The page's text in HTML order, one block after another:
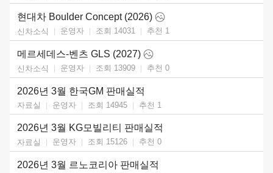
현대차 Boulder Concept (2026)
신차소식 운영자 조회 14031 추천 1
메르세데스-벤츠 GLS (2027)
신차소식 운영자 조회 13909 추천 0
2026년 3월 한국GM 판매실적
자료실 운영자 조회 14945 추천 1
2026년 3월 KG모빌리티 판매실적
자료실 운영자 조회 15126 추천 0
2026년 3월 르노코리아 판매실적